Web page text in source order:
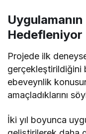
Hedefleniyor
Projede ilk
gerçekleştirildiğini
ebeveynlik
amaçladıklarını
İki yıl boyunca